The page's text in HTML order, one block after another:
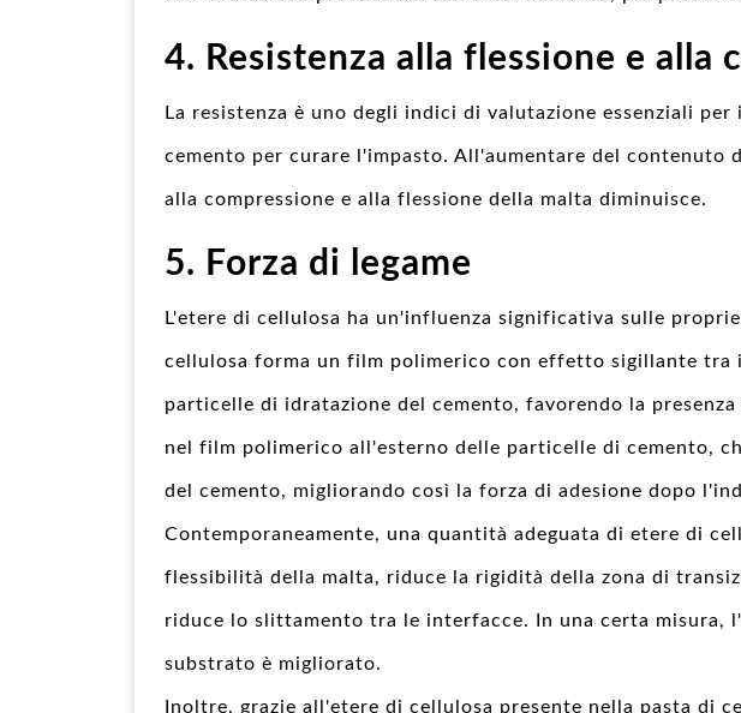
4. Resistenza alla flessione e alla
La resistenza è uno degli indici di valutazione essenziali
cemento per curare l'impasto. All'aumentare del contenuto
alla compressione e alla flessione della malta diminuisce.
5. Forza di legame
L'etere di cellulosa ha un'influenza significativa sulle
cellulosa forma un film polimerico con effetto sigillante tra
particelle di idratazione del cemento, favorendo la
nel film polimerico all'esterno delle particelle di cemento,
del cemento, migliorando così la forza di adesione dopo
Contemporaneamente, una quantità adeguata di etere di
flessibilità della malta, riduce la rigidità della zona di
riduce lo slittamento tra le interfacce. In una certa misura,
substrato è migliorato.
Inoltre, grazie all'etere di cellulosa presente nella pasta di